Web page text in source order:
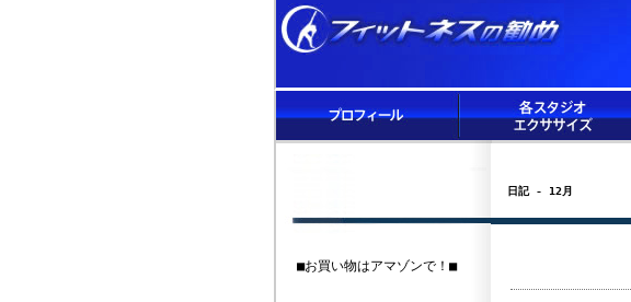
■お買い物はアマゾンで！■
日記 - 12月